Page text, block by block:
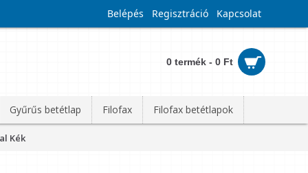
Belépés Regisztráció Kapcsolat
0 termék - 0 Ft
Gyűrűs betétlap Filofax Filofax betétlapok
Kék